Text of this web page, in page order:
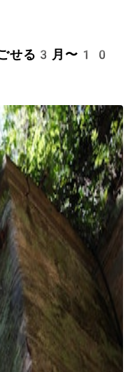
ごせる3月〜10